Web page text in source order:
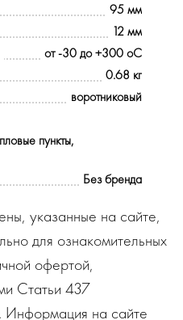
95 мм
12 мм
от -30 до +300 oC
0.68 кг
воротниковый
пункты,
Без бренда
указанные на сайте,
для ознакомительных
офертой,
Статьи 437
Информация на сайте